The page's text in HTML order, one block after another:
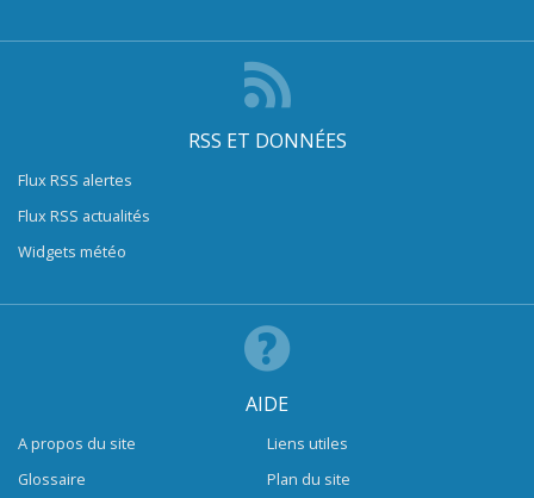
RSS ET DONNÉES
Flux RSS alertes
Flux RSS actualités
Widgets météo
AIDE
A propos du site
Glossaire
Liens utiles
Plan du site